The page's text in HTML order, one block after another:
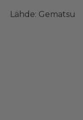
Lähde: Gematsu